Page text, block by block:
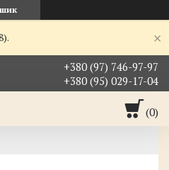
+380 (97) 746-97-97
+380 (95) 029-17-04